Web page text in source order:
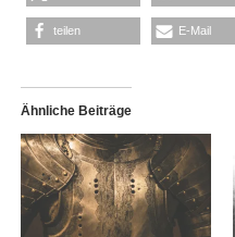
teilen E-Mail
Ähnliche Beiträge